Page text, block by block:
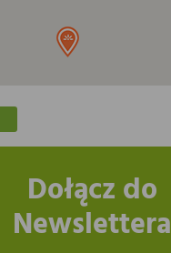
Dołącz do
Newslettera